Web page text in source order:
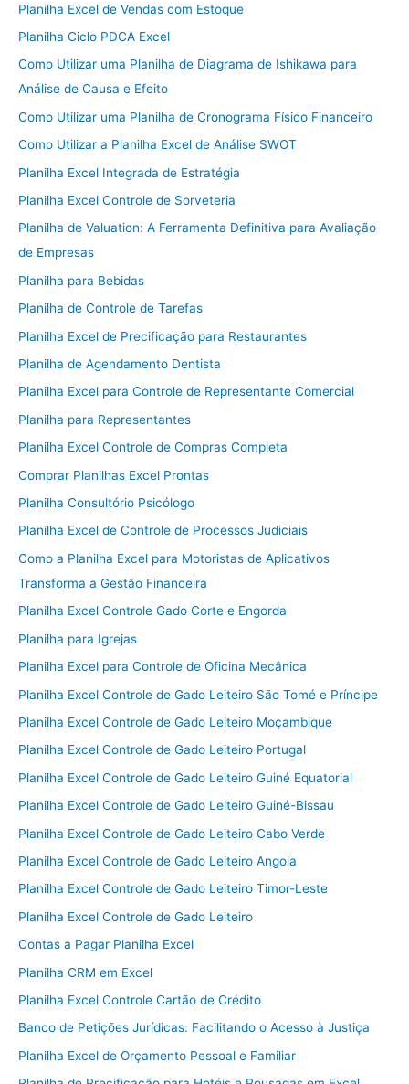
Planilha Excel de Vendas com Estoque
Planilha Ciclo PDCA Excel
Como Utilizar uma Planilha de Diagrama de Ishikawa para
Análise de Causa e Efeito
Como Utilizar uma Planilha de Cronograma Físico Financeiro
Como Utilizar a Planilha Excel de Análise SWOT
Planilha Excel Integrada de Estratégia
Planilha Excel Controle de Sorveteria
Planilha de Valuation: A Ferramenta Definitiva para Avaliação
de Empresas
Planilha para Bebidas
Planilha de Controle de Tarefas
Planilha Excel de Precificação para Restaurantes
Planilha de Agendamento Dentista
Planilha Excel para Controle de Representante Comercial
Planilha para Representantes
Planilha Excel Controle de Compras Completa
Comprar Planilhas Excel Prontas
Planilha Consultório Psicólogo
Planilha Excel de Controle de Processos Judiciais
Como a Planilha Excel para Motoristas de Aplicativos
Transforma a Gestão Financeira
Planilha Excel Controle Gado Corte e Engorda
Planilha para Igrejas
Planilha Excel para Controle de Oficina Mecânica
Planilha Excel Controle de Gado Leiteiro São Tomé e Príncipe
Planilha Excel Controle de Gado Leiteiro Moçambique
Planilha Excel Controle de Gado Leiteiro Portugal
Planilha Excel Controle de Gado Leiteiro Guiné Equatorial
Planilha Excel Controle de Gado Leiteiro Guiné-Bissau
Planilha Excel Controle de Gado Leiteiro Cabo Verde
Planilha Excel Controle de Gado Leiteiro Angola
Planilha Excel Controle de Gado Leiteiro Timor-Leste
Planilha Excel Controle de Gado Leiteiro
Contas a Pagar Planilha Excel
Planilha CRM em Excel
Planilha Excel Controle Cartão de Crédito
Banco de Petições Jurídicas: Facilitando o Acesso à Justiça
Planilha Excel de Orçamento Pessoal e Familiar